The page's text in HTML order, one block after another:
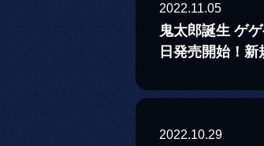
2022.11.05
鬼太郎誕生 ゲ
日発売開始！新
2022.10.29